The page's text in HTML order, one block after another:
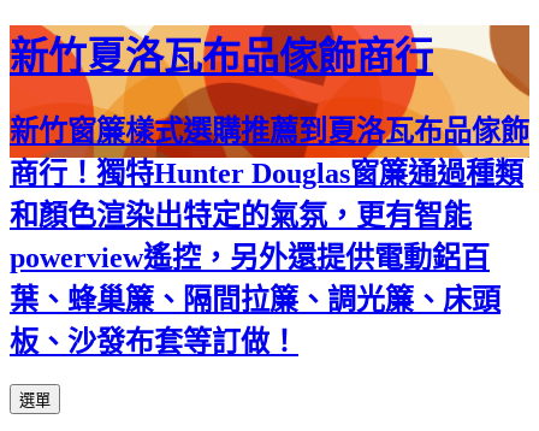
新竹夏洛瓦布品傢飾商行
新竹窗簾樣式選購推薦到夏洛瓦布品傢飾
商行！獨特Hunter Douglas窗簾通過種類
和顏色渲染出特定的氣氛，更有智能
powerview遙控，另外還提供電動鋁百
葉、蜂巢簾、隔間拉簾、調光簾、床頭
板、沙發布套等訂做！
選單